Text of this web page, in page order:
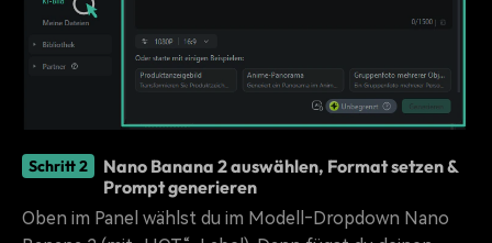
Schritt 2
Nano Banana 2 auswählen, Format setzen &
Prompt generieren
Oben im Panel wählst du im Modell‑Dropdown Nano